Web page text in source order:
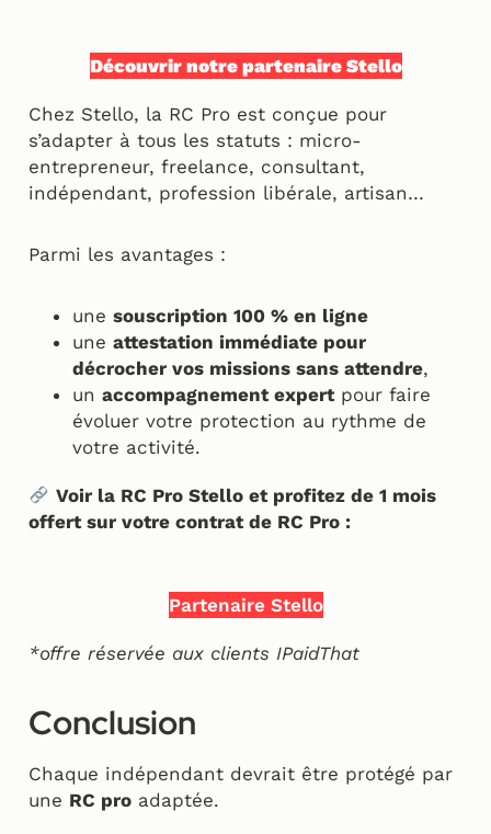
Découvrir notre partenaire Stello
Chez Stello, la RC Pro est conçue pour
s’adapter à tous les statuts : micro-
entrepreneur, freelance, consultant,
indépendant, profession libérale, artisan…
Parmi les avantages :
une souscription 100 % en ligne
une attestation immédiate pour
décrocher vos missions sans attendre,
un accompagnement expertpour faire
évoluer votre protection au rythme de
votre activité.
Voir la RC Pro Stello et profitez de 1 mois
offert sur votre contrat de RC Pro :
Partenaire Stello
*offre réservée aux clients IPaidThat
Conclusion
Chaque indépendant devrait être protégé par
une RC pro adaptée.